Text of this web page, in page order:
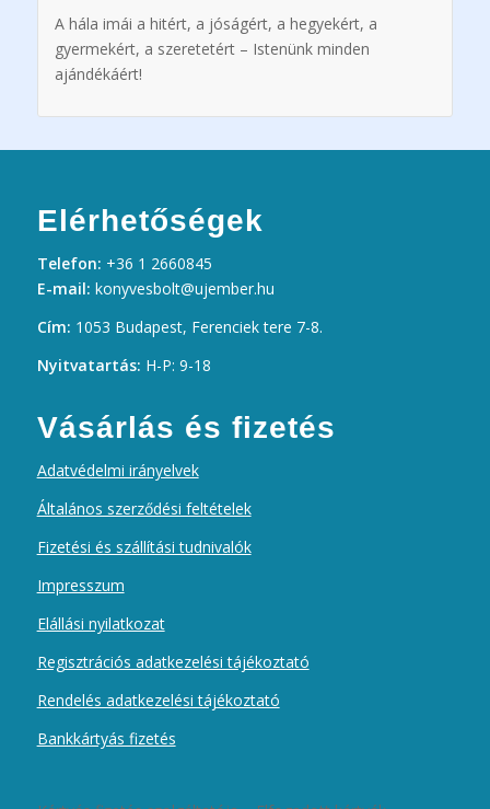
A hála imái a hitért, a jóságért, a hegyekért, a
gyermekért, a szeretetért – Istenünk minden
ajándékáért!
Elérhetőségek
Telefon: +36 1 2660845
E-mail: konyvesbolt@ujember.hu
Cím: 1053 Budapest, Ferenciek tere 7-8.
Nyitvatartás: H-P: 9-18
Vásárlás és fizetés
Adatvédelmi irányelvek
Általános szerződési feltételek
Fizetési és szállítási tudnivalók
Impresszum
Elállási nyilatkozat
Regisztrációs adatkezelési tájékoztató
Rendelés adatkezelési tájékoztató
Bankkártyás fizetés